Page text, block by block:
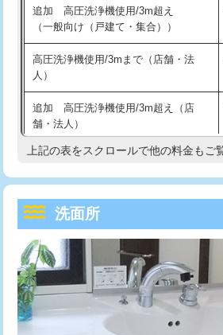
マス交換（深さ50㎝以上）
コンクリート斫り（厚さ10㎝まで）
コンクリート斫り（厚さ10㎝超え）
モルタル補修（厚さ10㎝まで）
モルタル補修（厚さ10㎝超え）
洗面台設置
追加人工
廃棄・処分
※給水管工事は20mmまでの価格です。
持込商品取付（混合水栓）
給水管工事※（ホール加工)
給水管工事※（バンド止め)
給水管工事※（支持金具設置)
給水管工事※（保温材使用（バンド止
め込み）)
給水管工事※（土の掘削・埋め戻し作
業)
給水管工事※（塩ビ管（VP・HI）使
用/3ｍまで)
給水管工事※（塩ビ管（VP・HI）使
追加 高圧洗浄機使用/3m超え
（一般向け（戸建て・集合））
高圧洗浄機使用/3mまで（店舗・法
人）
追加 高圧洗浄機使用/3m超え（店
舗・法人）
高度高圧洗浄換
トーラー機使用/3mまで
追加トーラー機使用/3m超え
カメラ調査
桝清掃
上記の表をスクロールで他の料金もご
洗面所